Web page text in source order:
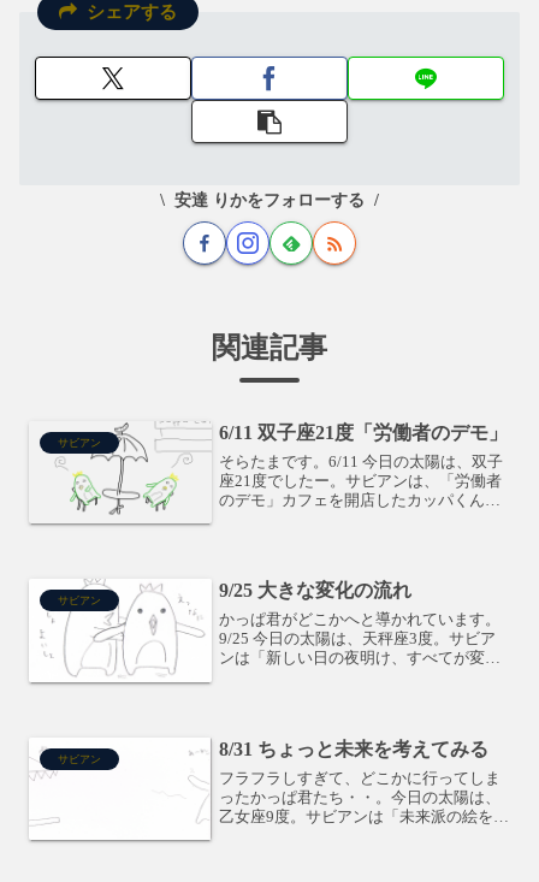
シェアする
安達 りかをフォローする
関連記事
サビアン 6/11 双子座21度「労働者のデモ」
そらたまです。6/11 今日の太陽は、双子
座21度でしたー。サビアンは、「労働者
のデモ」カフェを開店したカッパくん達
は、かなり頭が切...
サビアン 9/25 大きな変化の流れ
かっぱ君がどこかへと導かれています。
9/25 今日の太陽は、天秤座3度。サビア
ンは「新しい日の夜明け、すべてが変わ
ような結果になるの...
サビアン 8/31 ちょっと未来を考えてみる
フラフラしすぎて、どこかに行ってしま
ったかっぱ君たち・・。今日の太陽は、
乙女座9度。サビアンは「未来派の絵を描